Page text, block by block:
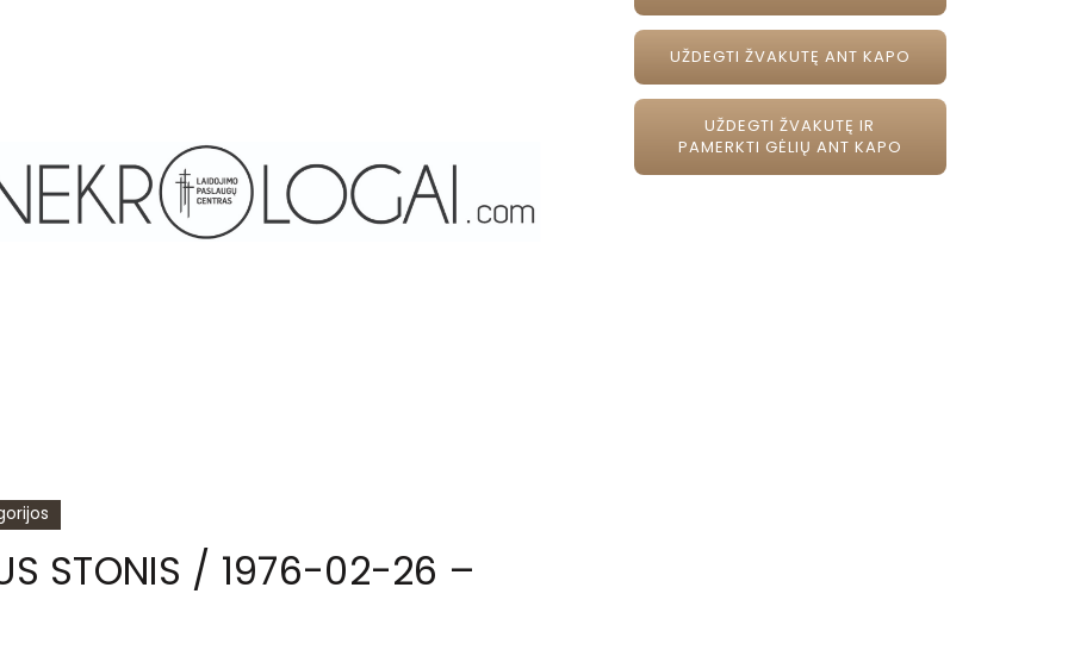
STONIS / 1976-02-26 –
UŽDEGTI ŽVAKUTĘ ANT KAPO
UŽDEGTI ŽVAKUTĘ IR
PAMERKTI GĖLIŲ ANT KAPO